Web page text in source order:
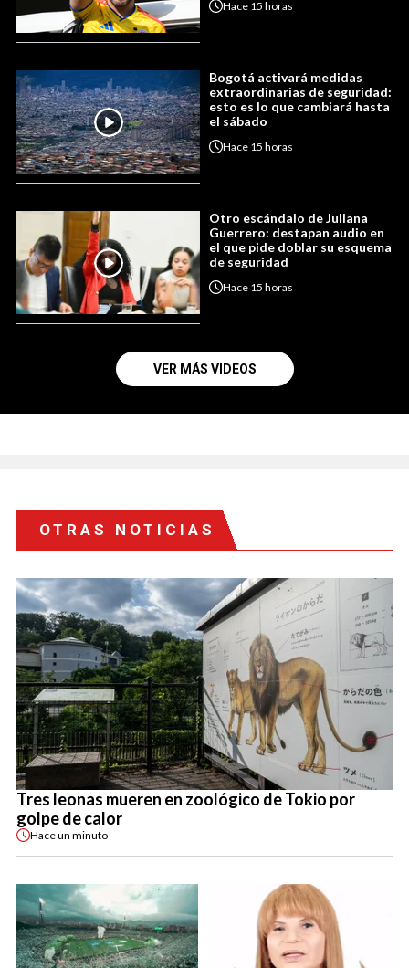
Hace 15 horas
Bogotá activará medidas
extraordinarias de seguridad:
esto es lo que cambiará hasta
el sábado
Hace 15 horas
Otro escándalo de Juliana
Guerrero: destapan audio en
el que pide doblar su esquema
de seguridad
Hace 15 horas
VER MÁS VIDEOS
OTRAS NOTICIAS
Tres leonas mueren en zoológico de Tokio por
golpe de calor
Haceun minuto